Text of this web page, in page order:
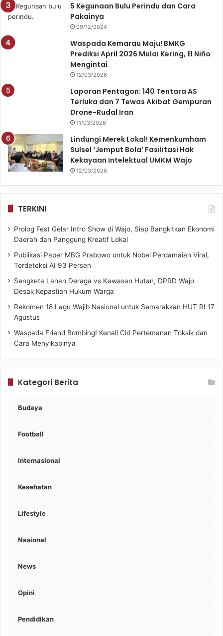
5 Kegunaan Bulu Perindu dan Cara
Pakainya
09/12/2024
Waspada Kemarau Maju! BMKG
Prediksi April 2026 Mulai Kering, El Niño
Mengintai
12/03/2026
Laporan Pentagon: 140 Tentara AS
Terluka dan 7 Tewas Akibat Gempuran
Drone-Rudal Iran
11/03/2026
Lindungi Merek Lokal! Kemenkumham
Sulsel ‘Jemput Bola’ Fasilitasi Hak
Kekayaan Intelektual UMKM Wajo
12/03/2026
TERKINI
Prolog Fest Gelar Intro Show di Wajo, Siap Bangkitkan Ekonomi
Daerah dan Panggung Kreatif Lokal
Publikasi Paper MBG Prabowo untuk Nobel Perdamaian Viral,
Terdeteksi AI 93 Persen
Sengketa Lahan Deraga vs Kawasan Hutan, DPRD Wajo
Desak Kepastian Hukum Warga
Rekomen 18 Lagu Wajib Nasional untuk Semarakkan HUT RI 17
Agustus
Waspada Friend Bombing! Kenali Ciri Pertemanan Toksik dan
Cara Menyikapinya
Kategori Berita
Budaya
Football
Internasional
Kesehatan
Lifestyle
Nasional
News
Opini
Pendidikan